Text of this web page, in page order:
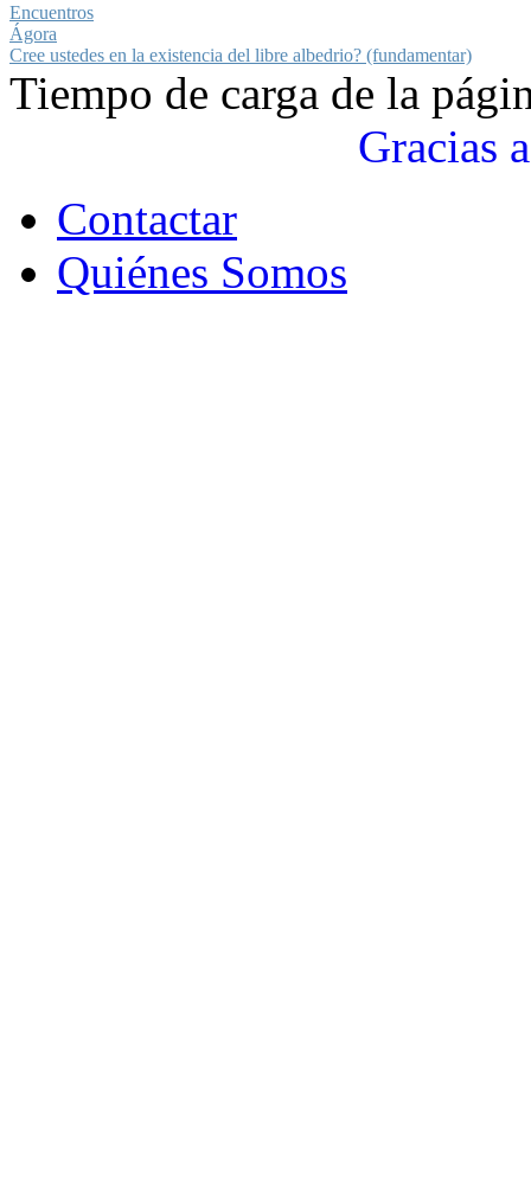
Encuentros
Ágora
Cree ustedes en la existencia del libre albedrio? (fundamentar)
Tiempo de carga de la
Gracias a
Contactar
Quiénes Somos